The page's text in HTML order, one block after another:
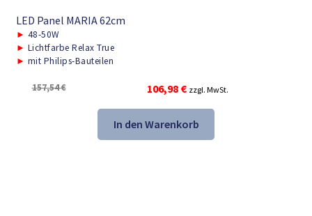
LED Panel MARIA 62cm
► 48-50W
► Lichtfarbe Relax True
► mit Philips-Bauteilen
157,54€
Ursprünglicher
Preis
war:
157,54 €
106,98 €Aktueller
Preis
ist:
106,98 €.
zzgl. MwSt.
In den Warenkorb